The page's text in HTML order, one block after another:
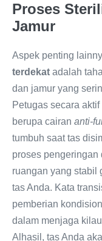
Proses
Jamur
Aspek penting
terdekat adalah
dan jamur yang
Petugas secara
berupa cairan anti-
tumbuh saat tas
proses
ruangan yang stabil
tas Anda. Kata
pemberian
dalam menjaga
Alhasil, tas Anda